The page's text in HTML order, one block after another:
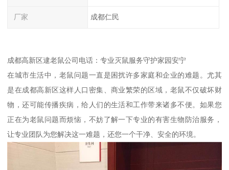
厂家 成都仁民
成都高新区逮老鼠公司电话：专业灭鼠服务守护家园安宁
在城市生活中，老鼠问题一直是困扰许多家庭和企业的难题。尤其
是在成都高新区这样人口密集、商业繁荣的区域，老鼠不仅破坏财
物，还可能传播疾病，给人们的生活和工作带来诸多不便。如果您
正在为老鼠问题而烦恼，不妨了解一下专业的有害生物防治服务，
让专业团队为您解决这一难题，还您一个干净、安全的环境。